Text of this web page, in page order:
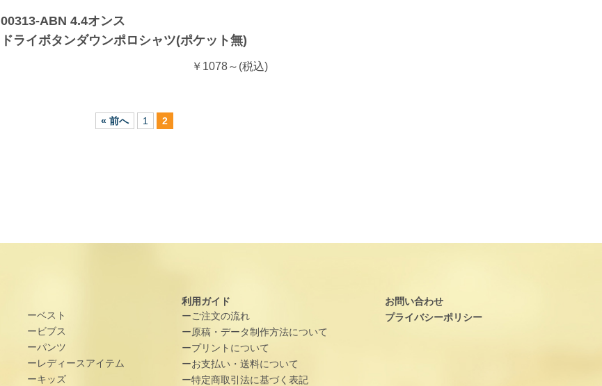
00313-ABN 4.4オンス
ドライボタンダウンポロシャツ(ポケット無)
￥1078～ (税込)
« 前へ 1 2
ーベスト
ービブス
ーパンツ
ーレディースアイテム
ーキッズ
利用ガイド
ーご注文の流れ
ー原稿・データ制作方法について
ープリントについて
ーお支払い・送料について
ー特定商取引法に基づく表記
お問い合わせ
プライバシーポリシー